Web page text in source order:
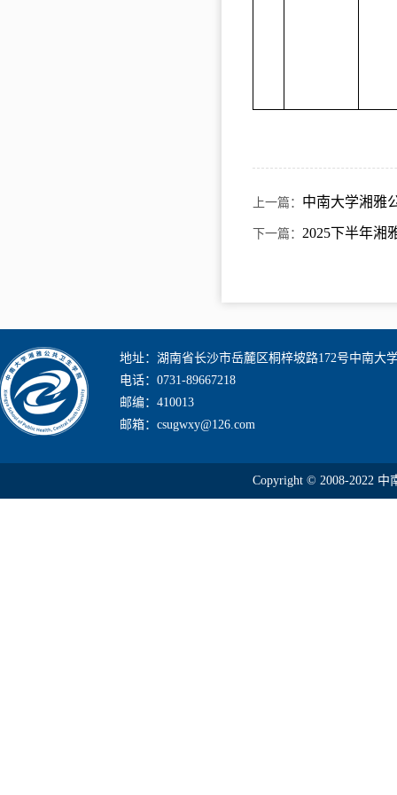
上一篇： 中南大学湘雅
下一篇： 2025下半年湘
地址：湖南省长沙市岳麓区桐梓坡路172号中南大
电话：0731-89667218
邮编：410013
邮箱：csugwxy@126.com
Copyright © 2008-2022 中